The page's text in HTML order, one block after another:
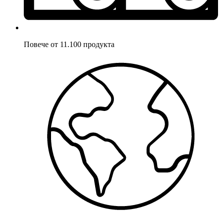
Повече от 11.100 продукта